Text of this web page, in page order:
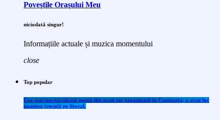
Poveştile Oraşului Meu
niciodată singur!
Informațiile actuale și muzica momentului
close
Top popular
Cea mai spectaculoasă nuntă din acest an, organizată în Constanța, a avut loc
noaptea trecută pe litoral.